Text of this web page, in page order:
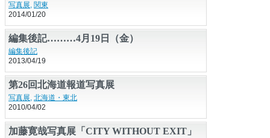
写真展, 関東
2014/01/20
編集後記………4月19日（金）
編集後記
2013/04/19
第26回北海道報道写真展
写真展, 北海道・東北
2010/04/02
加藤寛哉写真展「CITY WITHOUT EXIT」